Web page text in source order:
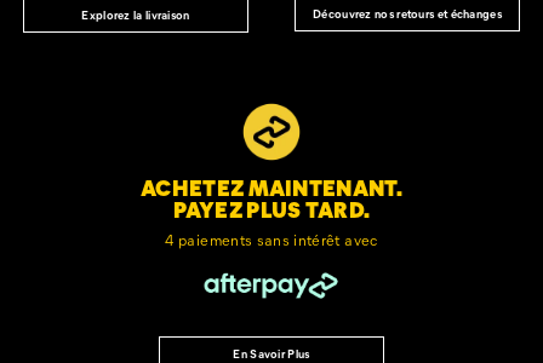
Explorez la livraison Découvrez nos retours et échanges
ACHETEZ MAINTENANT.
PAYEZ PLUS TARD.
4 paiements sans intérêt avec
En Savoir Plus